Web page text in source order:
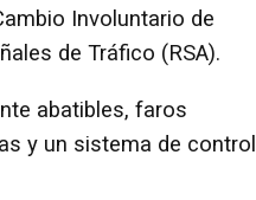
Involuntario de
de Tráfico (RSA).
abatibles, faros
y un sistema de control